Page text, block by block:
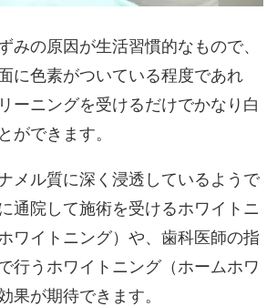
みの原因が生活習慣的なもので、
に色素がついている程度であれ
ーニングを受けるだけでかなり白
ができます。
メル質に深く浸透しているようで
通院して施術を受けるホワイトニ
ワイトニング）や、歯科医師の指
行うホワイトニング（ホームホワ
果が期待できます。